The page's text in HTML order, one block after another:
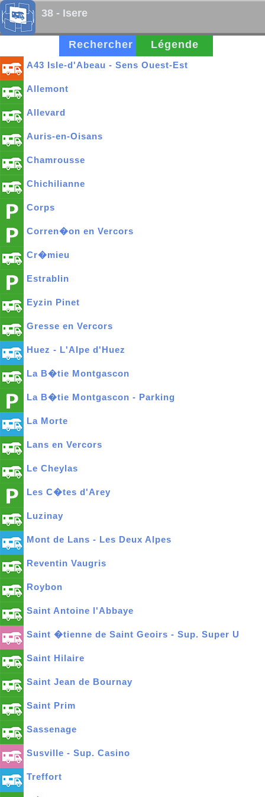
38 - Isere
Rechercher Légende
A43 Isle-d'Abeau - Sens Ouest-Est
Allemont
Allevard
Auris-en-Oisans
Chamrousse
Chichilianne
Corps
Corren�on en Vercors
Cr�mieu
Estrablin
Eyzin Pinet
Gresse en Vercors
Huez - L'Alpe d'Huez
La B�tie Montgascon
La B�tie Montgascon - Parking
La Morte
Lans en Vercors
Le Cheylas
Les C�tes d'Arey
Luzinay
Mont de Lans - Les Deux Alpes
Reventin Vaugris
Roybon
Saint Antoine l'Abbaye
Saint �tienne de Saint Geoirs - Sup. Super U
Saint Hilaire
Saint Jean de Bournay
Saint Prim
Sassenage
Susville - Sup. Casino
Treffort